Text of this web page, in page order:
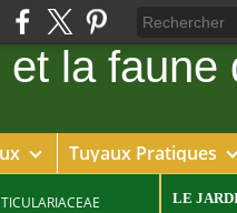
Tuyaux Pratiques
LE